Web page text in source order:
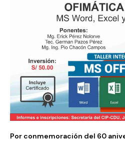
Por conmemoración del 60